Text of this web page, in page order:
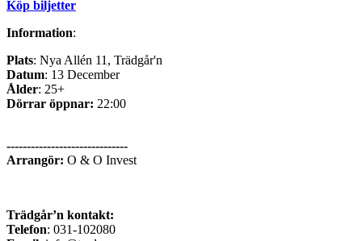
Köp biljetter
Information:
Plats: Nya Allén 11, Trädgår'n
Datum: 13 December
Ålder: 25+
Dörrar öppnar: 22:00
------------------------------
Arrangör: O & O Invest
Trädgår’n kontakt:
Telefon: 031-102080